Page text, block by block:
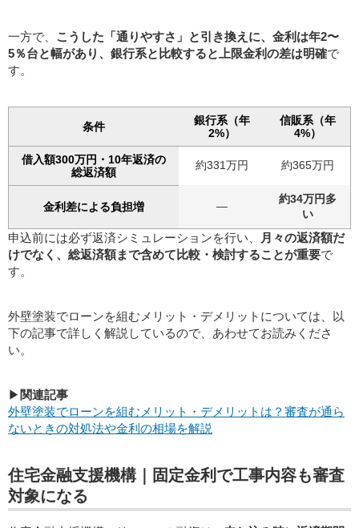
一方で、 こうした「通りやすさ」と引き換えに、金利は年2〜
5％台と幅があり、銀行系と比較すると上限金利の差は明確で
す。
条件
銀行系（年
2%）
信販系（年
4%）
借入額300万円・10年返済の
総返済額
約331万円 約365万円
金利差による負担増 —
約34万円多
い
申込前には必ず返済シミュレーションを行い、
月々の返済額だ
けでなく、総返済額まで含めて比較・検討することが重要で
す。
外壁塗装でローンを組むメリット・デメリットについては、以
下の記事で詳しく解説しているので、あわせてお読みくださ
い。
▶ 関連記事
外壁塗装でローンを組むメリット・デメリットは？審査が通ら
ないときの対処法や金利の相場を解説
住宅金融支援機構｜固定金利で工事内容も審査
対象になる